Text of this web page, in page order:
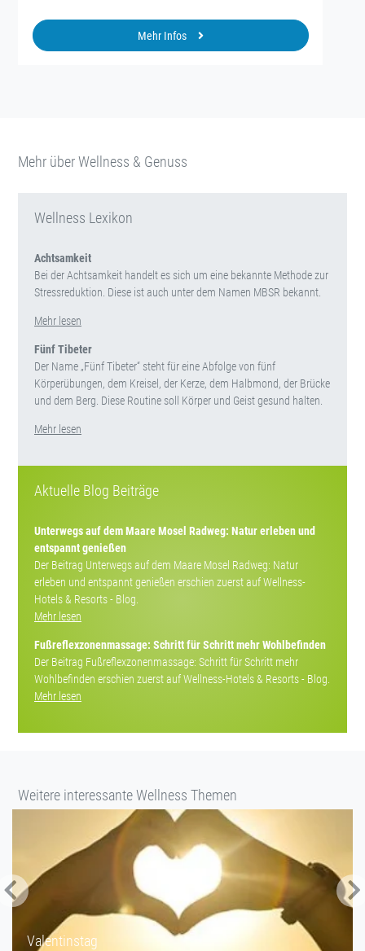
Mehr Infos
Mehr über Wellness & Genuss
Wellness Lexikon
Achtsamkeit
Bei der Achtsamkeit handelt es sich um eine bekannte Methode zur
Stressreduktion. Diese ist auch unter dem Namen MBSR bekannt.
Mehr lesen
Fünf Tibeter
Der Name „Fünf Tibeter“ steht für eine Abfolge von fünf
Körperübungen, dem Kreisel, der Kerze, dem Halbmond, der Brücke
und dem Berg. Diese Routine soll Körper und Geist gesund halten.
Mehr lesen
Aktuelle Blog Beiträge
Unterwegs auf dem Maare Mosel Radweg: Natur erleben und
entspannt genießen
Der Beitrag Unterwegs auf dem Maare Mosel Radweg: Natur
erleben und entspannt genießen erschien zuerst auf Wellness-
Hotels & Resorts - Blog.
Mehr lesen
Fußreflexzonenmassage: Schritt für Schritt mehr Wohlbefinden
Der Beitrag Fußreflexzonenmassage: Schritt für Schritt mehr
Wohlbefinden erschien zuerst auf Wellness-Hotels & Resorts - Blog.
Mehr lesen
Weitere interessante Wellness Themen
Ostern